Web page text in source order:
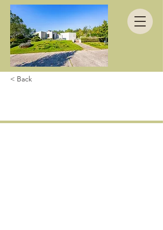
< Back